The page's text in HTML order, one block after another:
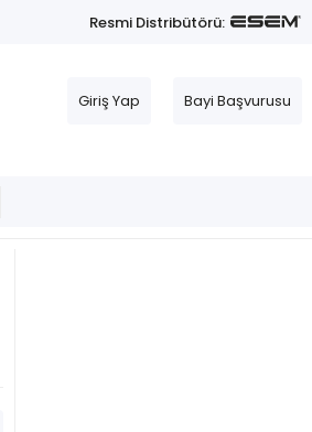
Resmi Distribütörü:
Bayi Başvurusu
Giriş Yap